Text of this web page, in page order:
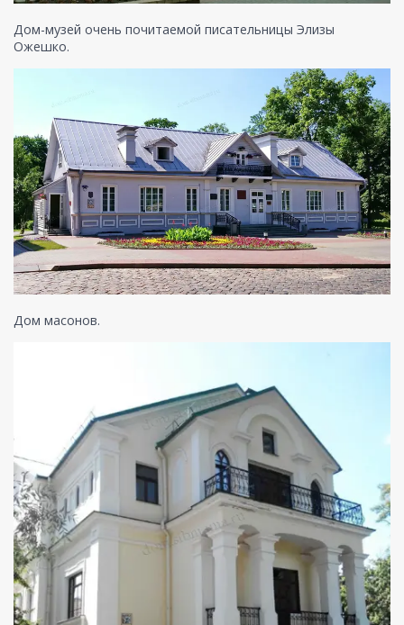
Дом-музей очень почитаемой писательницы Элизы
Ожешко.
Дом масонов.